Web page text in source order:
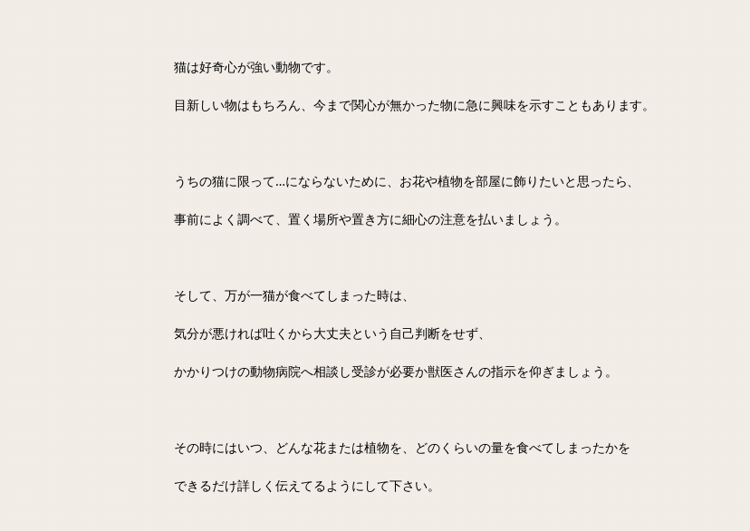
猫は好奇心が強い動物です。
目新しい物はもちろん、今まで関心が無かった物に急に興味を示すこともあります。
うちの猫に限って…にならないために、お花や植物を部屋に飾りたいと思ったら、
事前によく調べて、置く場所や置き方に細心の注意を払いましょう。
そして、万が一猫が食べてしまった時は、
気分が悪ければ吐くから大丈夫という自己判断をせず、
かかりつけの動物病院へ相談し受診が必要か獣医さんの指示を仰ぎましょう。
その時にはいつ、どんな花または植物を、どのくらいの量を食べてしまったかを
できるだけ詳しく伝えてるようにして下さい。